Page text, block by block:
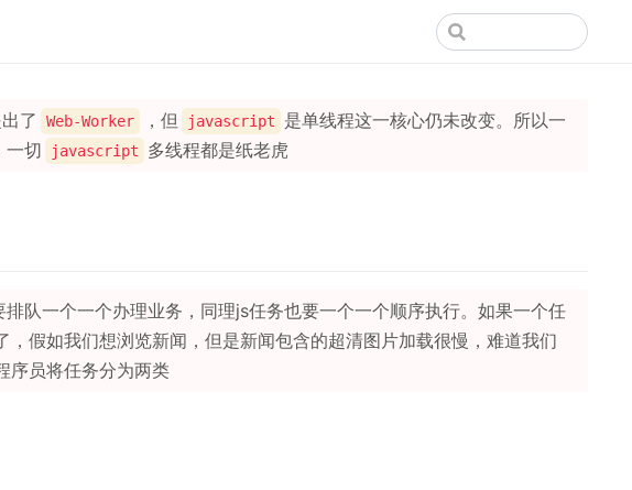
了 Web-Worker ，但 javascript
是单线程这一核心仍未改变。所以一
一切 javascript 多线程都是纸老虎
队一个一个办理业务，同理js任务也要一个一个顺序执行。如果一个任
假如我们想浏览新闻，但是新闻包含的超清图片加载很慢，难道我们
序员将任务分为两类